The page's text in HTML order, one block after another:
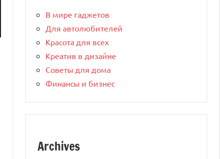
В мире гаджетов
Для автолюбителей
Красота для всех
Креатив в дизайне
Советы для дома
Финансы и бизнес
Archives